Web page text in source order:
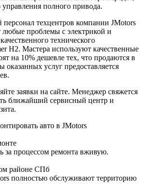
управления полного привода.
техцентров компании JMotors
любые проблемы с электрикой и
технического
H2. Мастера используют качественные
на 10% дешевле тех, что продаются в
оказанных услуг предоставляется
заявки на сайте. Менеджер свяжется
ближайший сервисный центр и
авто в JMotors
за процессом ремонта вживую.
районе СПб
полностью обслуживают территорию